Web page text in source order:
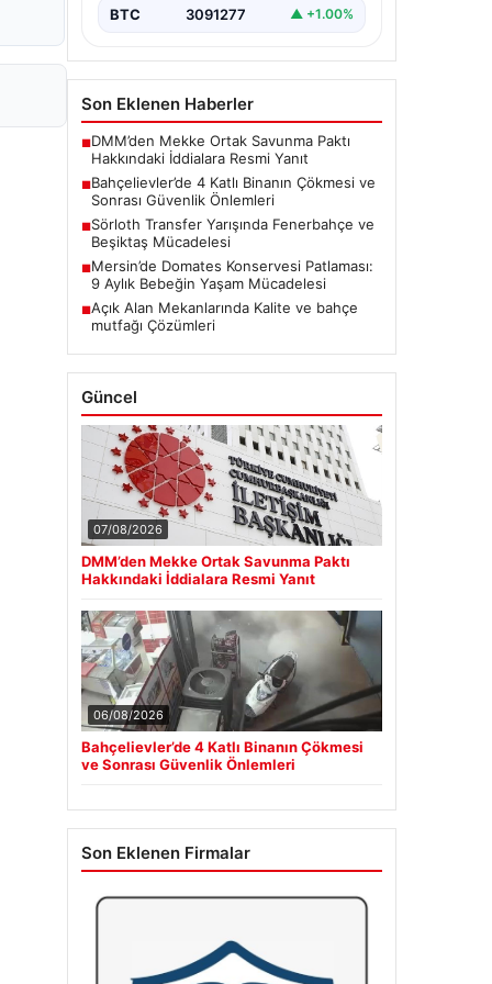
BTC 3091277 ▲ +1.00%
Son Eklenen Haberler
■DMM’den Mekke Ortak Savunma Paktı
Hakkındaki İddialara Resmi Yanıt
■Bahçelievler’de 4 Katlı Binanın Çökmesi ve
Sonrası Güvenlik Önlemleri
■Sörloth Transfer Yarışında Fenerbahçe ve
Beşiktaş Mücadelesi
■Mersin’de Domates Konservesi Patlaması:
9 Aylık Bebeğin Yaşam Mücadelesi
■Açık Alan Mekanlarında Kalite ve bahçe
mutfağı Çözümleri
Güncel
07/08/2026
DMM’den Mekke Ortak Savunma Paktı
Hakkındaki İddialara Resmi Yanıt
06/08/2026
Bahçelievler’de 4 Katlı Binanın Çökmesi
ve Sonrası Güvenlik Önlemleri
Son Eklenen Firmalar